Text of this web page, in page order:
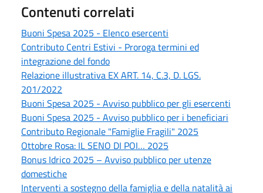
Contenuti correlati
Buoni Spesa 2025 - Elenco esercenti
Contributo Centri Estivi - Proroga termini ed
integrazione del fondo
Relazione illustrativa EX ART. 14, C.3, D. LGS.
201/2022
Buoni Spesa 2025 - Avviso pubblico per gli esercenti
Buoni Spesa 2025 - Avviso pubblico per i beneficiari
Contributo Regionale "Famiglie Fragili" 2025
Ottobre Rosa: IL SENO DI POI… 2025
Bonus Idrico 2025 – Avviso pubblico per utenze
domestiche
Interventi a sostegno della famiglia e della natalità ai